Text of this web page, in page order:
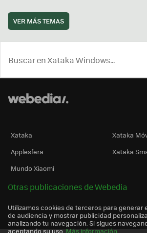
VER MÁS TEMAS
Xataka
Xataka
Applesfera
Xataka
Mundo Xiaomi
Otras publicaciones de Webedia
Utilizamos cookies de terceros para generar
de audiencia y mostrar publicidad
analizando tu navegación. Si sigues
aceptando su uso. Más información